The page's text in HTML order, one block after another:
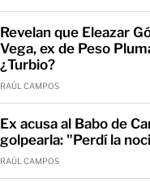
Revelan que Eleazar
Vega, ex de Peso
¿Turbio?
RAÚL CAMPOS
Ex acusa al Babo de
golpearla: "Perdí la
RAÚL CAMPOS